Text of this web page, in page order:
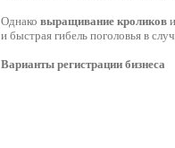
Однако выращивание кроликов
и быстрая гибель поголовья в
Варианты регистрации бизнеса